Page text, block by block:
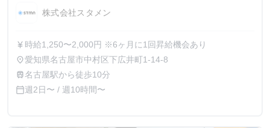
株式会社スタメン
currency_yen 時給1,250〜2,000円 ※6ヶ月に1回昇給機会あり
place愛知県名古屋市中村区下広井町1-14-8
train名古屋駅から徒歩10分
calendar_today週2日〜 / 週10時間〜